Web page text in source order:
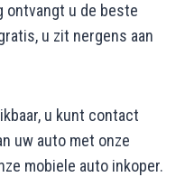
ontvangt u de beste
u zit nergens aan
u kunt contact
uw auto met onze
mobiele auto inkoper.